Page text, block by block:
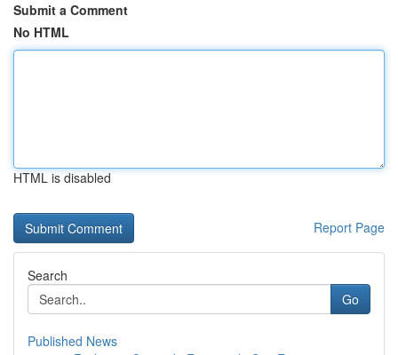
Submit a Comment
No HTML
HTML is disabled
Report Page
Search
Go
Published News